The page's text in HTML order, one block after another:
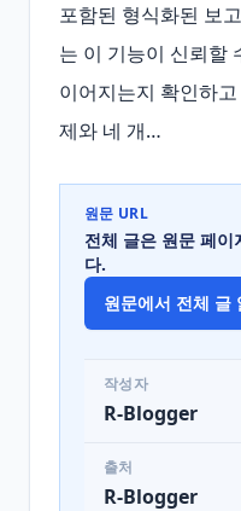
포함된 형식화된 보
는 이 기능이 신뢰할
이어지는지 확인하
제와 네 개…
원문 URL
전체 글은 원문 페
다.
원문에서 전체 글
작성자
R-Blogger
출처
R-Blogger